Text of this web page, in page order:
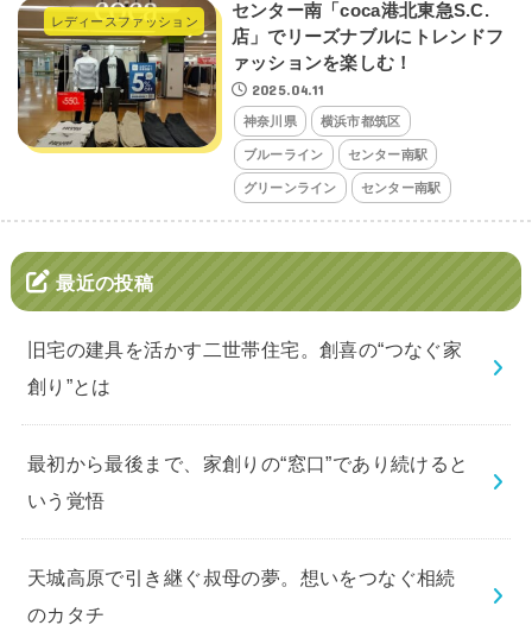
レディースファッション
センター南「coca港北東急S.C.
店」でリーズナブルにトレンドフ
ァッションを楽しむ！
2025.04.11
神奈川県 横浜市都筑区
ブルーライン センター南駅
グリーンライン センター南駅
最近の投稿
旧宅の建具を活かす二世帯住宅。創喜の“つなぐ家
創り”とは
最初から最後まで、家創りの“窓口”であり続けると
いう覚悟
天城高原で引き継ぐ叔母の夢。想いをつなぐ相続
のカタチ